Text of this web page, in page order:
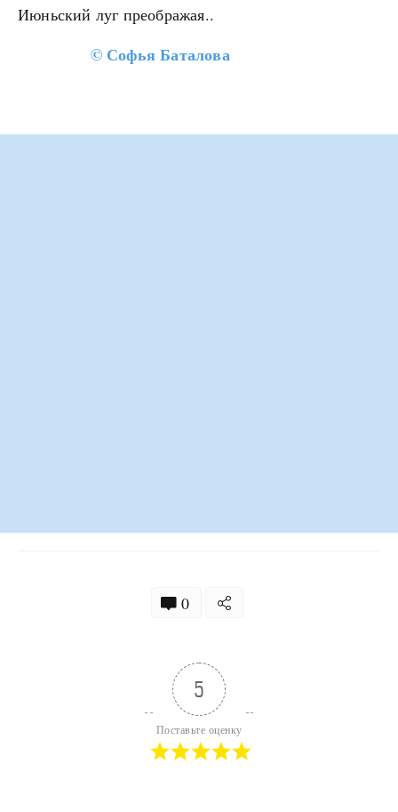
Июньский луг преображая..
© Софья Баталова
0
5
Поставьте оценку